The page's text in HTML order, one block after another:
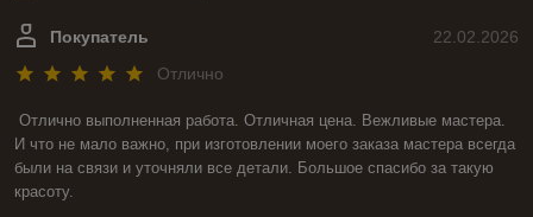
22.02.2026
Покупатель
Отлично
Отлично выполненная работа. Отличная цена. Вежливые мастера.
И что не мало важно, при изготовлении моего заказа мастера всегда
были на связи и уточняли все детали. Большое спасибо за такую
красоту.